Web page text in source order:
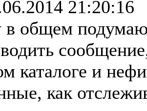
21:20:16
общем
каталоге и
как